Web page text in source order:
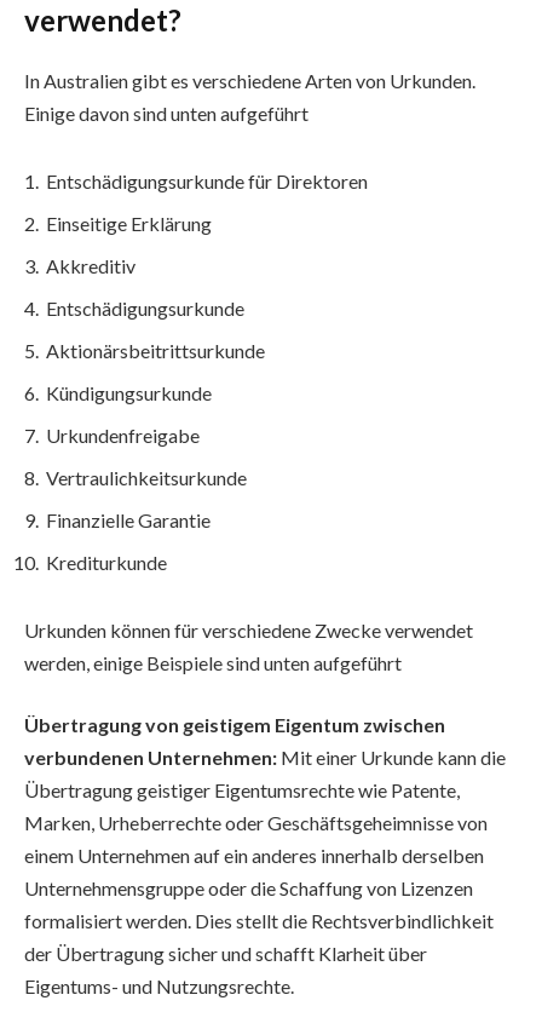
verwendet?
In Australien gibt es verschiedene Arten von Urkunden.
Einige davon sind unten aufgeführt
Entschädigungsurkunde für Direktoren
Einseitige Erklärung
Akkreditiv
Entschädigungsurkunde
Aktionärsbeitrittsurkunde
Kündigungsurkunde
Urkundenfreigabe
Vertraulichkeitsurkunde
Finanzielle Garantie
Krediturkunde
Urkunden können für verschiedene Zwecke verwendet
werden, einige Beispiele sind unten aufgeführt
Übertragung von geistigem Eigentum zwischen
verbundenen Unternehmen: Mit einer Urkunde kann die
Übertragung geistiger Eigentumsrechte wie Patente,
Marken, Urheberrechte oder Geschäftsgeheimnisse von
einem Unternehmen auf ein anderes innerhalb derselben
Unternehmensgruppe oder die Schaffung von Lizenzen
formalisiert werden. Dies stellt die Rechtsverbindlichkeit
der Übertragung sicher und schafft Klarheit über
Eigentums- und Nutzungsrechte.